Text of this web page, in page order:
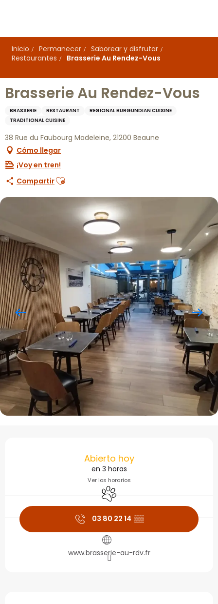
principal
Inicio
Permanecer
Saborear y disfrutar
Restaurantes
Brasserie Au Rendez-Vous
Brasserie Au Rendez-Vous
BRASSERIE RESTAURANT
REGIONAL BURGUNDIAN CUISINE
TRADITIONAL CUISINE
38 Rue du Faubourg Madeleine, 21200 Beaune
Cómo llegar
¡Voy en tren!
CompartirAjouter aux favoris
Horarios y datos de
Abierto hoy
en 3 horas
Ver los horarios
Se aceptan animales
03 80 22 14 ▒▒
www.brasserie-au-rdv.fr